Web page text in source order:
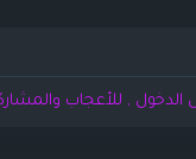
الدخول , للأعجاب